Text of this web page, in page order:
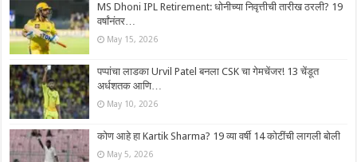
MS Dhoni IPL Retirement: धोनीच्या निवृत्तीची तारीख ठरली? 19
वर्षांनंतर…
May 15, 2026
पप्पांचा लाडका Urvil Patel बनला CSK चा गेमचेंजर! 13 चेंडूत
अर्धशतक आणि…
May 10, 2026
कोण आहे हा Kartik Sharma? 19 व्या वर्षी 14 कोटींची लागली बोली
May 5, 2026